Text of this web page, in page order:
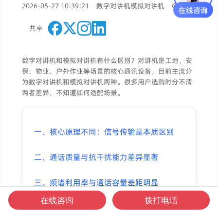
2026-05-27 10:39:21 数字对讲机模拟对讲机 130
共享
数字对讲机和模拟对讲机有什么区别？对讲机是工地、安
保、物业、户外作业等场景的核心通讯设备，目前主流分
为数字对讲机和模拟对讲机两种。很多用户选购时分不清
两者差异，不知道如何适配场景。
一、核心原理不同：信号传输是本质区别
二、通话质量与抗干扰能力差异显著
三、频谱利用率与通话容量差距明显
四、功能配置：基础通讯vs智能多功能
在线咨询 拨打电话